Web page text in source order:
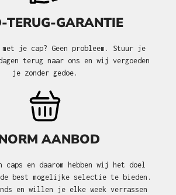
TERUG-GARANTIE
je cap? Geen probleem. Stuur je
terug naar ons en wij vergoeden
je zonder gedoe.
AANBOD
caps en daarom hebben wij het doel
best mogelijke selectie te bieden.
en willen je elke week verrassen